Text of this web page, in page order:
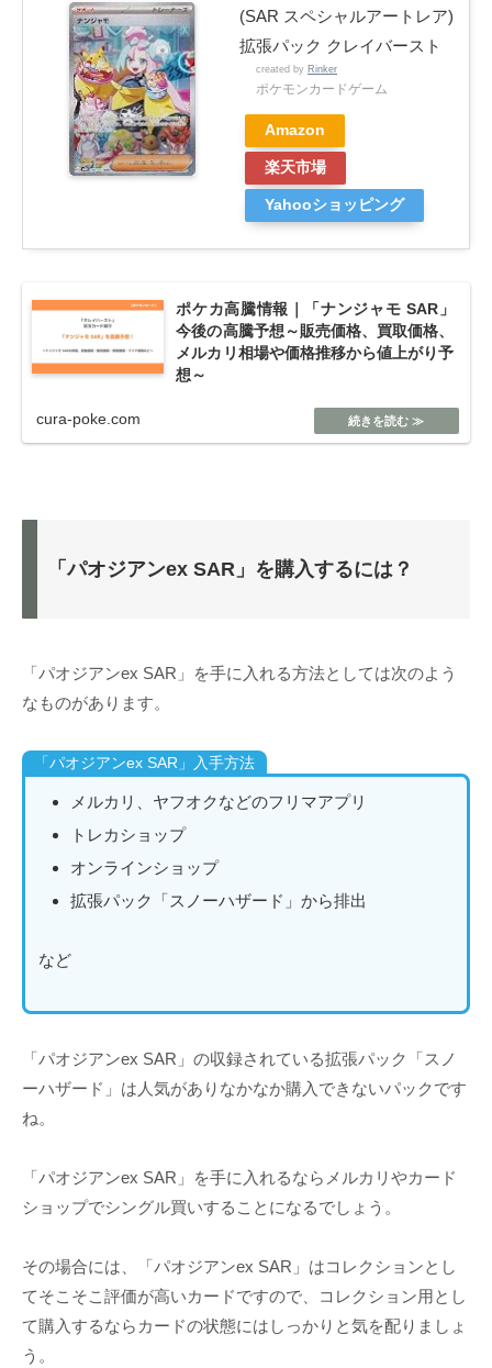
(SAR スペシャルアートレア)
拡張パック クレイバースト
created by Rinker
ポケモンカードゲーム
Amazon
楽天市場
Yahooショッピング
ポケカ高騰情報｜「ナンジャモ SAR」
今後の高騰予想～販売価格、買取価格、
メルカリ相場や価格推移から値上がり予
想～
cura-poke.com
「パオジアンex SAR」を購入するには？
「パオジアンex SAR」を手に入れる方法としては次のよう
なものがあります。
「パオジアンex SAR」入手方法
メルカリ、ヤフオクなどのフリマアプリ
トレカショップ
オンラインショップ
拡張パック「スノーハザード」から排出
など
「パオジアンex SAR」の収録されている拡張パック「スノ
ーハザード」は人気がありなかなか購入できないパックです
ね。
「パオジアンex SAR」を手に入れるならメルカリやカード
ショップでシングル買いすることになるでしょう。
その場合には、「パオジアンex SAR」はコレクションとし
てそこそこ評価が高いカードですので、コレクション用とし
て購入するならカードの状態にはしっかりと気を配りましょ
う。